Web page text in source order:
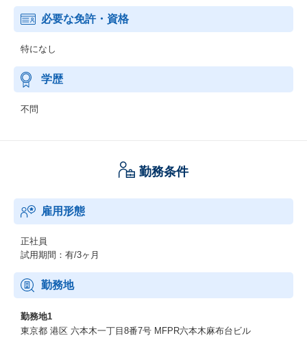
必要な免許・資格
特になし
学歴
不問
勤務条件
雇用形態
正社員
試用期間：有/3ヶ月
勤務地
勤務地1
東京都 港区 六本木一丁目8番7号 MFPR六本木麻布台ビル